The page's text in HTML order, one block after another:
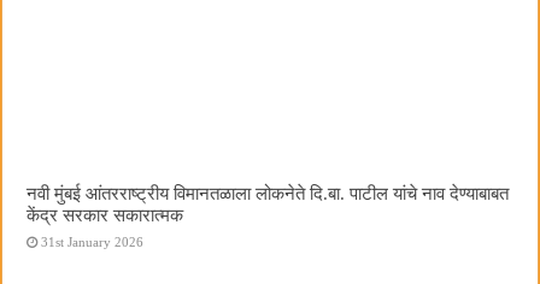
नवी मुंबई आंतरराष्ट्रीय विमानतळाला लोकनेते दि.बा. पाटील यांचे नाव देण्याबाबत
केंद्र सरकार सकारात्मक
31st January 2026